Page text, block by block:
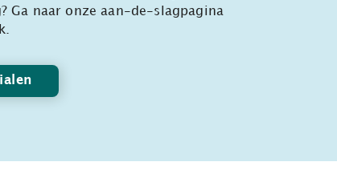
Ga naar onze aan-de-slagpagina